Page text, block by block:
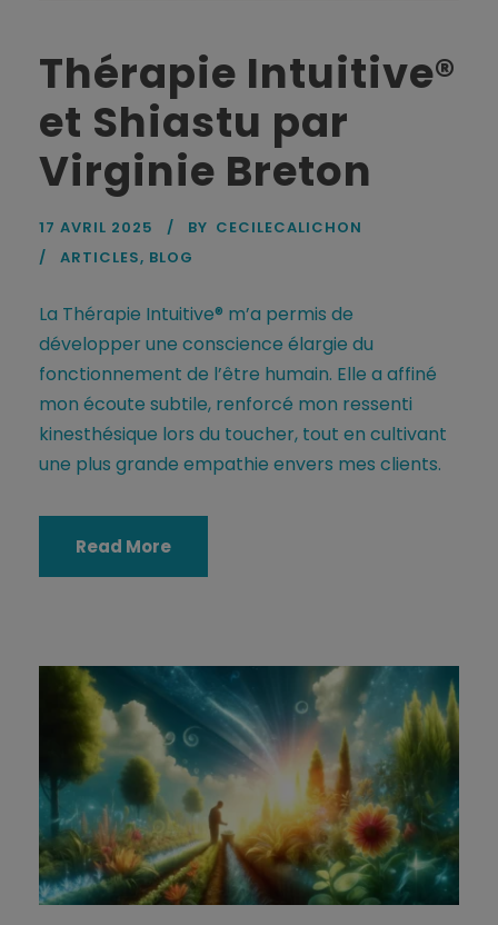
Thérapie Intuitive®
et Shiastu par
Virginie Breton
17 AVRIL 2025 BY CECILECALICHON
ARTICLES, BLOG
La Thérapie Intuitive® m’a permis de
développer une conscience élargie du
fonctionnement de l’être humain. Elle a affiné
mon écoute subtile, renforcé mon ressenti
kinesthésique lors du toucher, tout en cultivant
une plus grande empathie envers mes clients.
Read More